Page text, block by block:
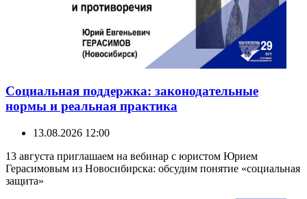
Социальная поддержка: законодательные
нормы и реальная практика
13.08.2026 12:00
13 августа приглашаем на вебинар с юристом Юрием
Герасимовым из Новосибирска: обсудим понятие «социальная
защита»